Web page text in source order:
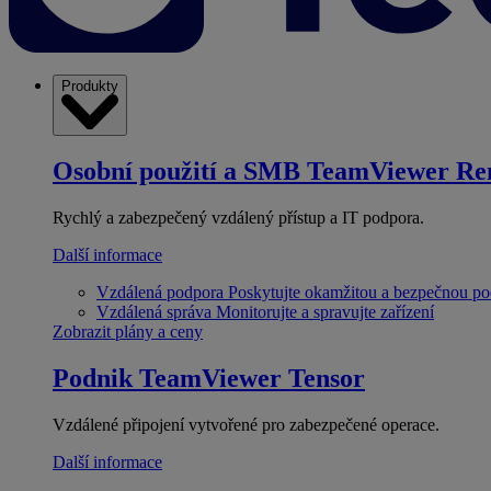
Produkty
Osobní použití a SMB TeamViewer
Rychlý a zabezpečený vzdálený přístup a IT podpora.
Další informace
Vzdálená podpora Poskytujte okamžitou a bezpečnou
Vzdálená správa Monitorujte a spravujte zařízení
Zobrazit plány a ceny
Podnik TeamViewer Tensor
Vzdálené připojení vytvořené pro zabezpečené operace.
Další informace